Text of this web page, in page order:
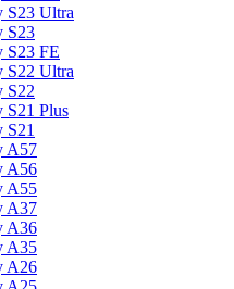
S23 Ultra
S23
S23 FE
S22 Ultra
S22
S21 Plus
S21
A57
A56
A55
A37
A36
A35
A26